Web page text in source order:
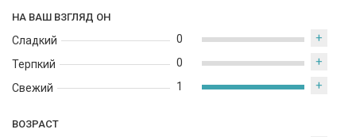
НА ВАШ ВЗГЛЯД ОН
Сладкий
Терпкий
Свежий
0 +
0 +
1 +
ВОЗРАСТ